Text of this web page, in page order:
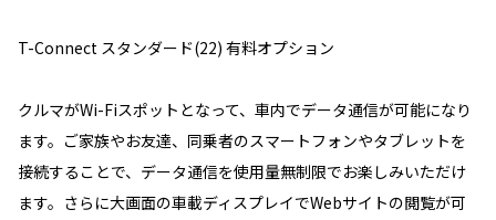
T-Connect スタンダード(22) 有料オプション
クルマがWi-Fiスポットとなって、車内でデータ通信が可能になり
ます。ご家族やお友達、同乗者のスマートフォンやタブレットを
接続することで、データ通信を使用量無制限でお楽しみいただけ
ます。さらに大画面の車載ディスプレイでWebサイトの閲覧が可